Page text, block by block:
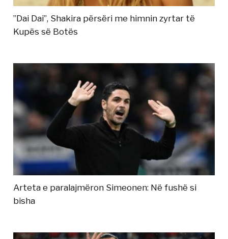
”Dai Dai”, Shakira përsëri me himnin zyrtar të
Kupës së Botës
Arteta e paralajmëron Simeonen: Në fushë si
bisha